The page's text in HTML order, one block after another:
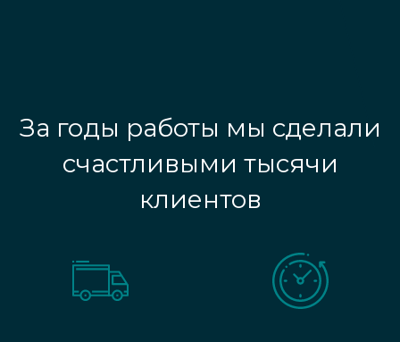
За годы работы мы сделали
счастливыми тысячи
клиентов